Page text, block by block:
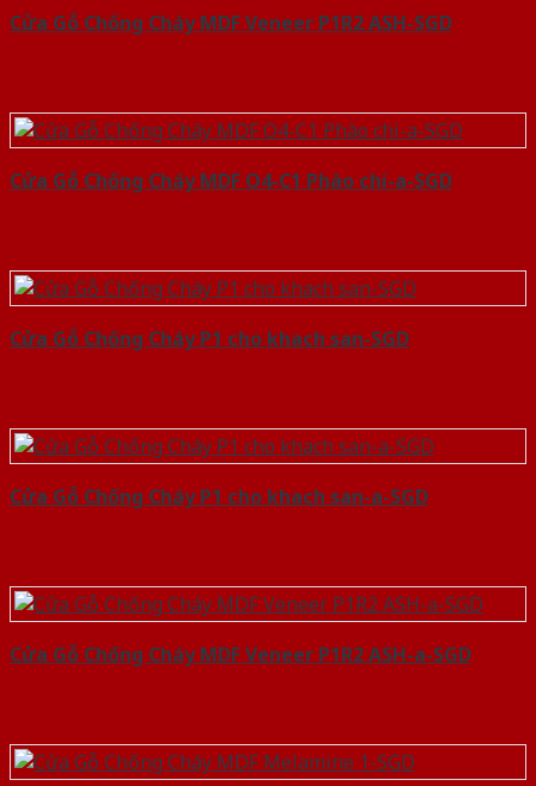
Cửa Gỗ Chống Cháy MDF Veneer P1R2 ASH-SGD
Cửa Gỗ Chống Cháy MDF O4-C1 Phào chi-a-SGD
Cửa Gỗ Chống Cháy P1 cho khach san-SGD
Cửa Gỗ Chống Cháy P1 cho khach san-a-SGD
Cửa Gỗ Chống Cháy MDF Veneer P1R2 ASH-a-SGD